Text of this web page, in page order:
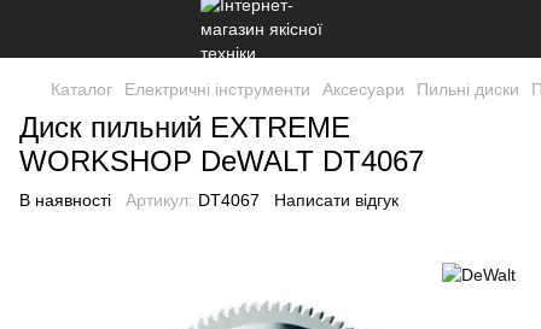
Каталог Електричні інструменти Аксесуари Пильні диски
Диск пильний EXTREME
WORKSHOP DeWALT DT4067
В наявності Артикул: DT4067 Написати відгук